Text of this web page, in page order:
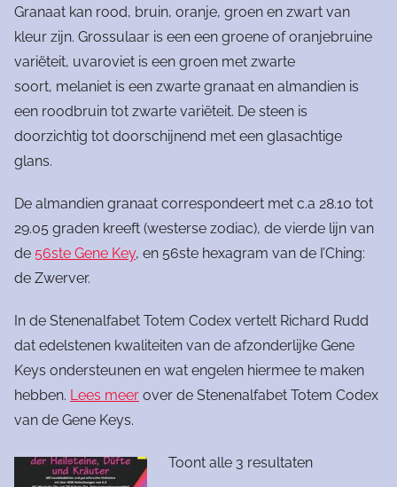
Granaat kan rood, bruin, oranje, groen en zwart van
kleur zijn. Grossulaar is een een groene of oranjebruine
variëteit, uvaroviet is een groen met zwarte
soort, melaniet is een zwarte granaat en almandien is
een roodbruin tot zwarte variëteit. De steen is
doorzichtig tot doorschijnend met een glasachtige
glans.
De almandien granaat correspondeert met c.a 28.10 tot
29.05 graden kreeft (westerse zodiac), de vierde lijn van
de 56ste Gene Key, en 56ste hexagram van de I’Ching:
de Zwerver.
In de Stenenalfabet Totem Codex vertelt Richard Rudd
dat edelstenen kwaliteiten van de afzonderlijke Gene
Keys ondersteunen en wat engelen hiermee te maken
hebben. Lees meer over de Stenenalfabet Totem Codex
van de Gene Keys.
Toont alle 3 resultatenGesorteerd